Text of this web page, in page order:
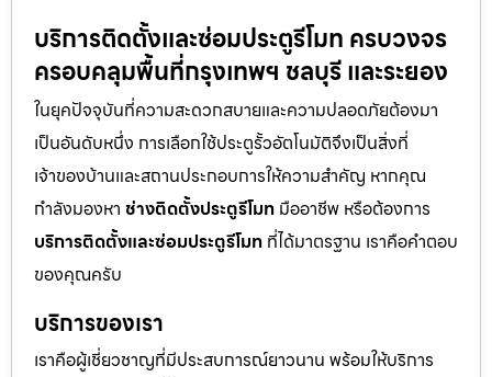
บริการติดตั้งและซ่อมประตูรีโมท ครบวงจร
ครอบคลุมพื้นที่กรุงเทพฯ ชลบุรี และระยอง
ในยุคปัจจุบันที่ความสะดวกสบายและความปลอดภัยต้องมา
เป็นอันดับหนึ่ง การเลือกใช้ประตูรั้วอัตโนมัติจึงเป็นสิ่งที่
เจ้าของบ้านและสถานประกอบการให้ความสำคัญ หากคุณ
กำลังมองหา ช่างติดตั้งประตูรีโมท มืออาชีพ หรือต้องการ
บริการติดตั้งและซ่อมประตูรีโมท ที่ได้มาตรฐาน เราคือคำตอบ
ของคุณครับ
บริการของเรา
เราคือผู้เชี่ยวชาญที่มีประสบการณ์ยาวนาน พร้อมให้บริการ